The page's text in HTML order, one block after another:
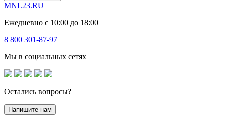
MNL23.RU
Ежедневно с 10:00 до 18:00
8 800 301-87-97
Мы в социальных сетях
Остались вопросы?
Напишите нам